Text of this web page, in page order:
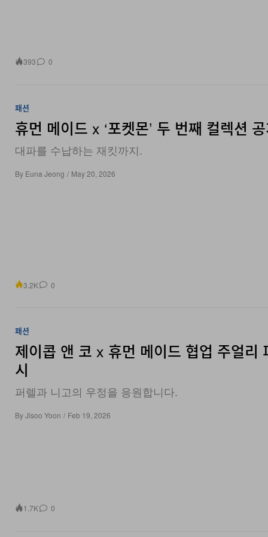
393 0
패션
휴먼 메이드 x ‘포켓몬’ 두 번째 컬렉션
대파를 수납하는 재킷까지.
By Euna Jeong / May 20, 2026
3.2K 0
패션
제이콥 앤 코 x 휴먼 메이드 협업 주얼리
시
퍼렐과 니고의 우정을 응원합니다.
ByJisoo Yoon / Feb 19, 2026
1.7K 0